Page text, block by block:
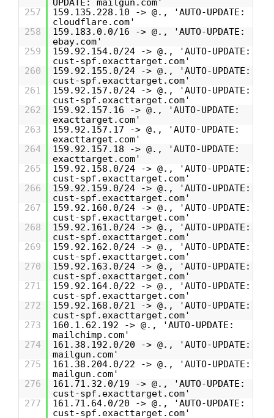
UPDATE: mailgun.com'
257
159.135.228.10 -> @., 'AUTO-UPDATE:
cloudflare.com'
258
159.183.0.0/16 -> @., 'AUTO-UPDATE:
ebay.com'
259
159.92.154.0/24 -> @., 'AUTO-UPDATE:
cust-spf.exacttarget.com'
260
159.92.155.0/24 -> @., 'AUTO-UPDATE:
cust-spf.exacttarget.com'
261
159.92.157.0/24 -> @., 'AUTO-UPDATE:
cust-spf.exacttarget.com'
262
159.92.157.16 -> @., 'AUTO-UPDATE:
exacttarget.com'
263
159.92.157.17 -> @., 'AUTO-UPDATE:
exacttarget.com'
264
159.92.157.18 -> @., 'AUTO-UPDATE:
exacttarget.com'
265
159.92.158.0/24 -> @., 'AUTO-UPDATE:
cust-spf.exacttarget.com'
266
159.92.159.0/24 -> @., 'AUTO-UPDATE:
cust-spf.exacttarget.com'
267
159.92.160.0/24 -> @., 'AUTO-UPDATE:
cust-spf.exacttarget.com'
268
159.92.161.0/24 -> @., 'AUTO-UPDATE:
cust-spf.exacttarget.com'
269
159.92.162.0/24 -> @., 'AUTO-UPDATE:
cust-spf.exacttarget.com'
270
159.92.163.0/24 -> @., 'AUTO-UPDATE:
cust-spf.exacttarget.com'
271
159.92.164.0/22 -> @., 'AUTO-UPDATE:
cust-spf.exacttarget.com'
272
159.92.168.0/21 -> @., 'AUTO-UPDATE:
cust-spf.exacttarget.com'
273
160.1.62.192 -> @., 'AUTO-UPDATE:
mailchimp.com'
274
161.38.192.0/20 -> @., 'AUTO-UPDATE:
mailgun.com'
275
161.38.204.0/22 -> @., 'AUTO-UPDATE:
mailgun.com'
276
161.71.32.0/19 -> @., 'AUTO-UPDATE:
cust-spf.exacttarget.com'
277
161.71.64.0/20 -> @., 'AUTO-UPDATE:
cust-spf.exacttarget.com'